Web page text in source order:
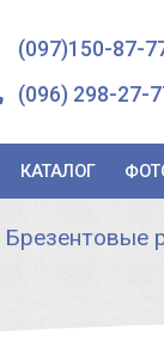
(097)150-87-
(096) 298-27-
КАТАЛОГ
Брезентовые